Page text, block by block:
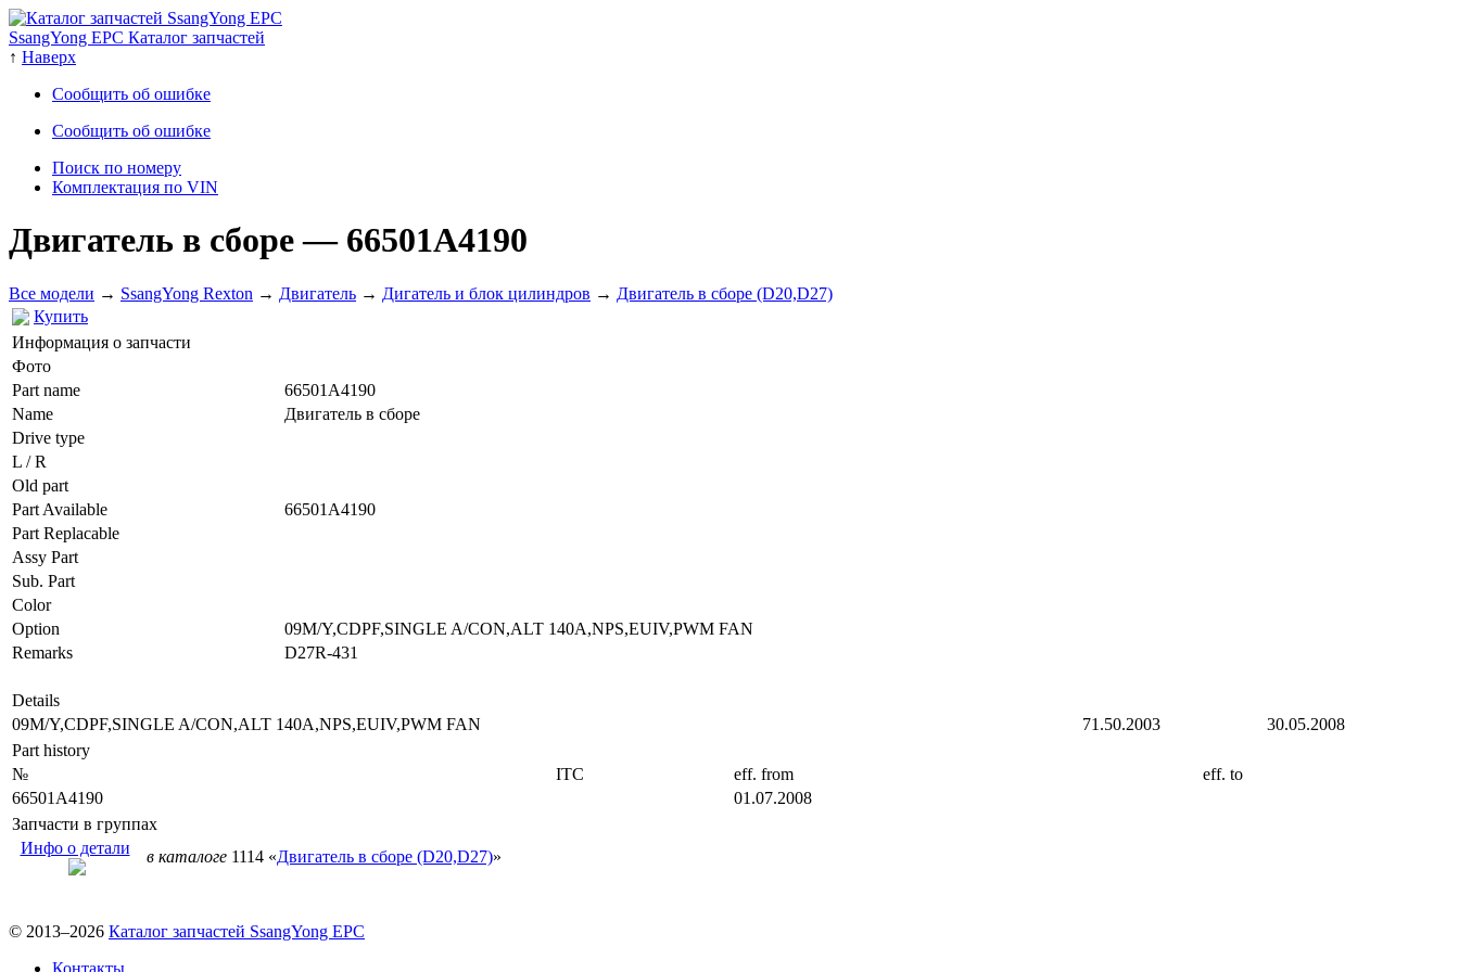
SsangYong EPC Каталог запчастей
↑ Наверх
Сообщить об ошибке
Сообщить об ошибке
Поиск по номеру
Комплектация по VIN
Двигатель в сборе— 66501A4190
Все модели → SsangYong Rexton → Двигатель → Дигатель и блок цилиндров → Двигатель в сборе (D20,D27)
Купить
Информация о запчасти
Фото
Part name
66501A4190
Name
Двигатель в сборе
Drive type
L / R
Old part
Part Available
66501A4190
Part Replacable
Assy Part
Sub. Part
Color
Option
09M/Y,CDPF,SINGLE A/CON,ALT 140A,NPS,EUIV,PWM FAN
Remarks
D27R-431
Details
09M/Y,CDPF,SINGLE A/CON,ALT 140A,NPS,EUIV,PWM FAN
71.50.2003
30.05.2008
Part history
№
ITC eff. from
eff. to
66501A4190
01.07.2008
Запчасти в группах
Инфо о детали
в каталоге 1114 «Двигатель в сборе (D20,D27)»
© 2013–2026 Каталог запчастей SsangYong EPC
Контакты